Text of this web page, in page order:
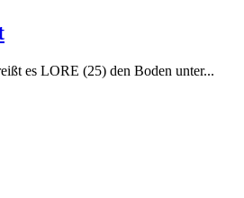
es LORE (25) den Boden unter...